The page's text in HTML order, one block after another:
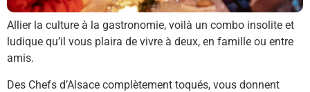
Allier la culture à la gastronomie, voilà un combo insolite et
ludique qu’il vous plaira de vivre à deux, en famille ou entre
amis.
Des Chefs d’Alsace complètement toqués, vous donnent